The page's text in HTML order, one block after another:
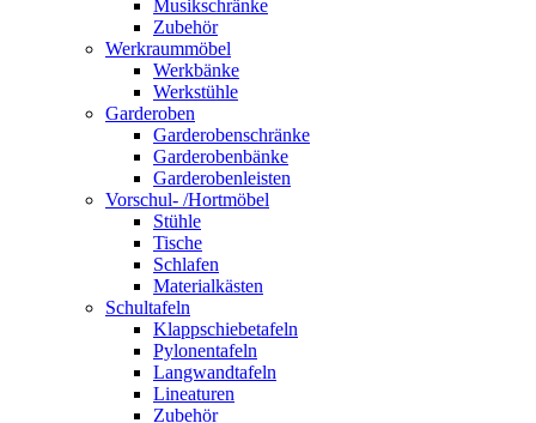
Musikschränke
Zubehör
Werkraummöbel
Werkbänke
Werkstühle
Garderoben
Garderobenschränke
Garderobenbänke
Garderobenleisten
Vorschul- /Hortmöbel
Stühle
Tische
Schlafen
Materialkästen
Schultafeln
Klappschiebetafeln
Pylonentafeln
Langwandtafeln
Lineaturen
Zubehör